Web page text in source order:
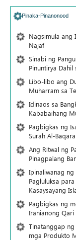
Pinaka-Pinanonood
Nagsimula ang
Najaf
Sinabi ng
Pinuntirya Dahil
Libo-libo ang
Muharram sa
Idinaos sa
Kababaihang
Pagbigkas ng
Surah Al-
Ang Ritwal ng
Pinagpalang
Ipinaliwanag
Pagluluksa
Kasaysayang
Pagbigkas ng
Iranianong Qari
Tinatanggap
mga Produkto